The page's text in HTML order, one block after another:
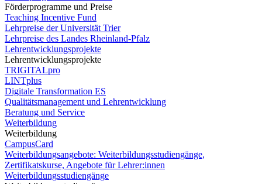
Förderprogramme und Preise
Teaching Incentive Fund
Lehrpreise der Universität Trier
Lehrpreise des Landes Rheinland-Pfalz
Lehrentwicklungsprojekte
Lehrentwicklungsprojekte
TRIGITALpro
LINTplus
Digitale Transformation ES
Qualitätsmanagement und Lehrentwicklung
Beratung und Service
Weiterbildung
Weiterbildung
CampusCard
Weiterbildungsangebote: Weiterbildungsstudiengänge,
Zertifikatskurse, Angebote für Lehrer:innen
Weiterbildungsstudiengänge